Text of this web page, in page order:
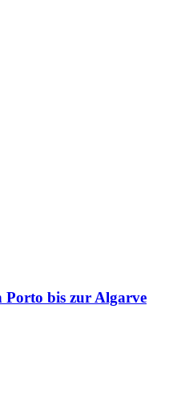
Porto bis zur Algarve